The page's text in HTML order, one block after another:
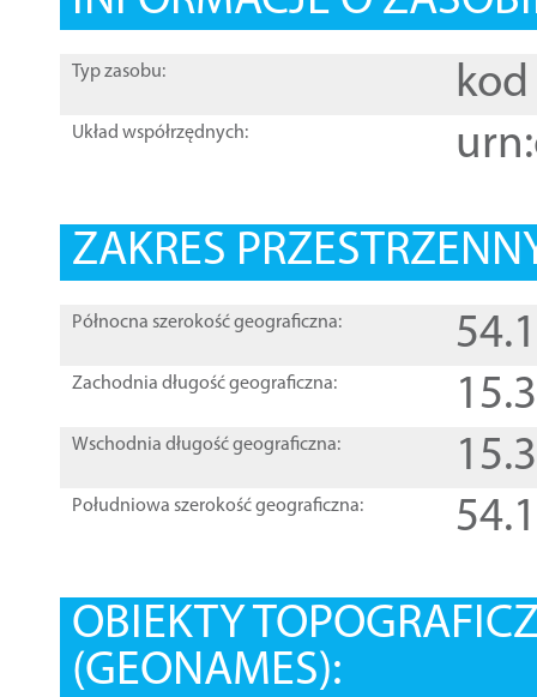
Typ zasobu: kod
Układ współrzędnych:
ZAKRES
Północna szerokość geograficzna:
Zachodnia długość geograficzna:
Wschodnia długość geograficzna:
Południowa szerokość geograficzna:
OBIEKTY
(GEONAMES):